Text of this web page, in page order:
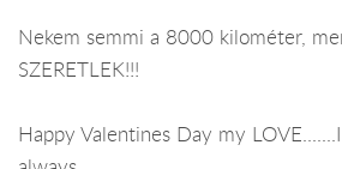
Nekem semmi a 8000 kilométer,
SZERETLEK!!!
Happy Valentines Day my